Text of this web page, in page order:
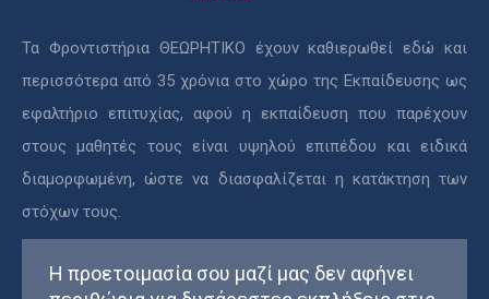
Τα Φροντιστήρια ΘΕΩΡΗΤΙΚΟ έχουν καθιερωθεί εδώ και
περισσότερα από 35 χρόνια στο χώρο της Εκπαίδευσης ως
εφαλτήριο επιτυχίας, αφού η εκπαίδευση που παρέχουν
στους μαθητές τους είναι υψηλού επιπέδου και ειδικά
διαμορφωμένη, ώστε να διασφαλίζεται η κατάκτηση των
στόχων τους.
Η προετοιμασία σου μαζί μας δεν αφήνει